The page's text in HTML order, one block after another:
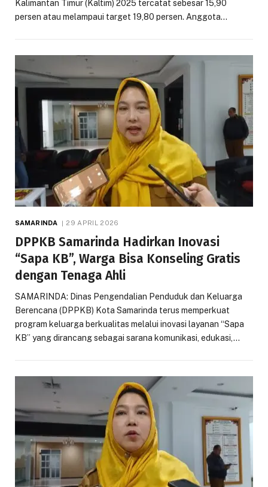
Kalimantan Timur (Kaltim) 2025 tercatat sebesar 15,90
persen atau melampaui target 19,80 persen. Anggota…
SAMARINDA 29 APRIL 2026
DPPKB Samarinda Hadirkan Inovasi
“Sapa KB”, Warga Bisa Konseling Gratis
dengan Tenaga Ahli
SAMARINDA: Dinas Pengendalian Penduduk dan Keluarga
Berencana (DPPKB) Kota Samarinda terus memperkuat
program keluarga berkualitas melalui inovasi layanan “Sapa
KB” yang dirancang sebagai sarana komunikasi, edukasi,…